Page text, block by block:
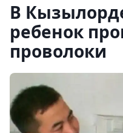
В
ребенок
проволоки